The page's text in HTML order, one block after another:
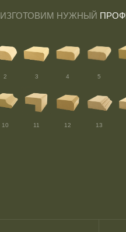
2 4
3 5
10 11 12 13
ИЗГОТОВИМ НУЖНЫЙ